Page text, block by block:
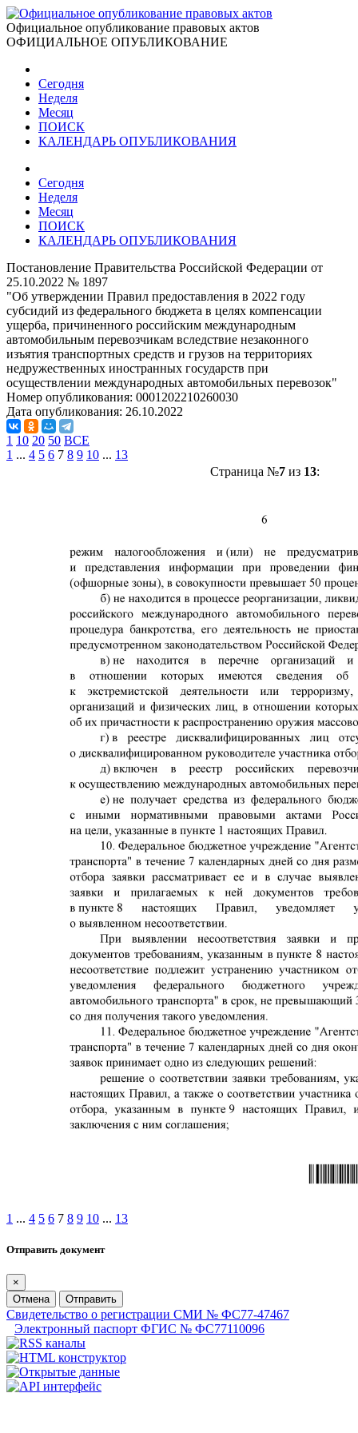
Официальное опубликование правовых актов
ОФИЦИАЛЬНОЕ ОПУБЛИКОВАНИЕ
Сегодня
Неделя
Месяц
ПОИСК
КАЛЕНДАРЬ ОПУБЛИКОВАНИЯ
Сегодня
Неделя
Месяц
ПОИСК
КАЛЕНДАРЬ ОПУБЛИКОВАНИЯ
Постановление Правительства Российской Федерации от
25.10.2022 № 1897
"Об утверждении Правил предоставления в 2022 году
субсидий из федерального бюджета в целях компенсации
ущерба, причиненного российским международным
автомобильным перевозчикам вследствие незаконного
изъятия транспортных средств и грузов на территориях
недружественных иностранных государств при
осуществлении международных автомобильных перевозок"
Номер опубликования: 0001202210260030
Дата опубликования: 26.10.2022
1 10 20 50 ВСЕ
1 ... 4 5 6 7 8 9 10 ... 13
Страница №7из 13:
1 ... 4 5 6 7 8 9 10 ... 13
Отправить документ
×
Отмена
Отправить
Свидетельство о регистрации СМИ № ФС77-47467
Электронный паспорт ФГИС № ФС77110096